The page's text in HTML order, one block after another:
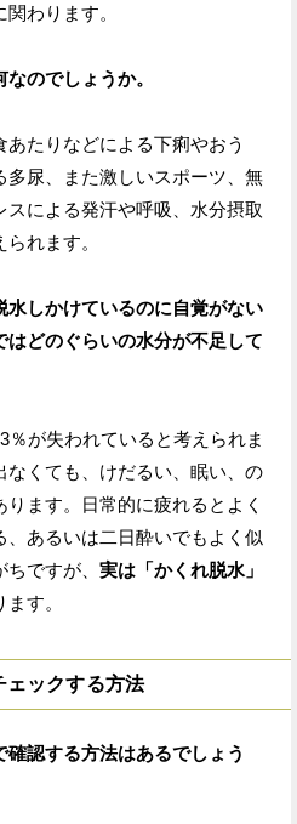
わります。
のでしょうか。
あたりなどによる下痢やおう
尿、また激しいスポーツ、無
による発汗や呼吸、水分摂取
れます。
しかけているのに自覚がない
はどのぐらいの水分が不足して
％が失われていると考えられま
くても、けだるい、眠い、の
ます。日常的に疲れるとよく
あるいは二日酔いでもよく似
ですが、 実は「かくれ脱水」
す。
ェックする方法
認する方法はあるでしょう